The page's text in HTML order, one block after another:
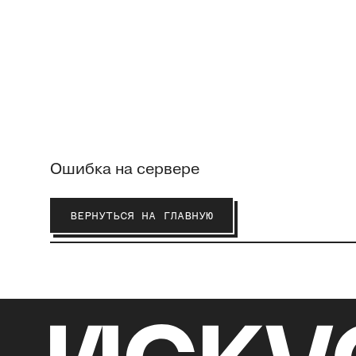
Ошибка на сервере
ВЕРНУТЬСЯ НА ГЛАВНУЮ